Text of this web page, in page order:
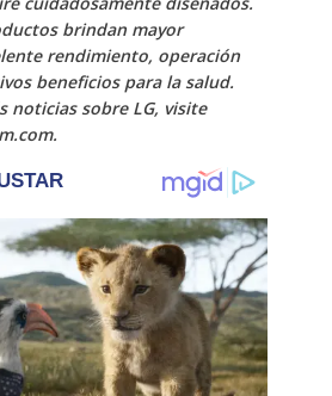
brindan mayor
rendimiento, operación
beneficios para la salud.
noticias sobre LG, visite